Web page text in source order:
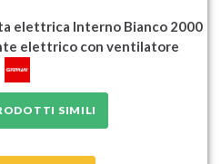
elettrica Interno Bianco 2000
elettrico con ventilatore
SIMILI